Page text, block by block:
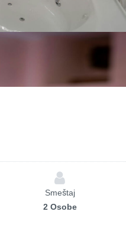
Smeštaj
2 Osobe